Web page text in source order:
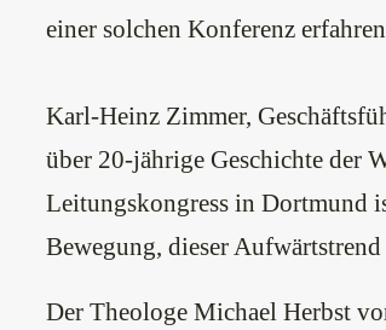
einer solchen Konferenz
Karl-Heinz Zimmer,
über 20-jährige Geschichte der
Leitungskongress in Dortmund
Bewegung, dieser
Der Theologe Michael Herbst